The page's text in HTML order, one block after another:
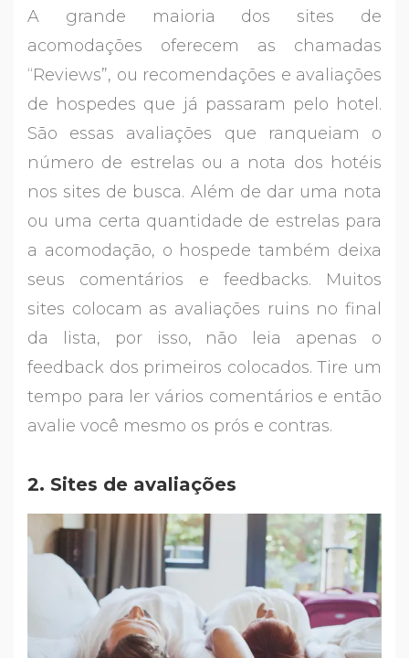
A grande maioria dos sites de
acomodações oferecem as chamadas
“Reviews”, ou recomendações e avaliações
de hospedes que já passaram pelo hotel.
São essas avaliações que ranqueiam o
número de estrelas ou a nota dos hotéis
nos sites de busca. Além de dar uma nota
ou uma certa quantidade de estrelas para
a acomodação, o hospede também deixa
seus comentários e feedbacks. Muitos
sites colocam as avaliações ruins no final
da lista, por isso, não leia apenas o
feedback dos primeiros colocados. Tire um
tempo para ler vários comentários e então
avalie você mesmo os prós e contras.
2. Sites de avaliações